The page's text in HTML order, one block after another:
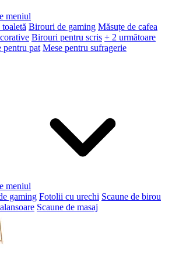
meniul
Birouri de gaming Măsuțe de cafea
Birouri pentru scris + 2 următoare
pentru pat Mese pentru sufragerie
meniul
gaming Fotolii cu urechi Scaune de birou
Scaune de masaj